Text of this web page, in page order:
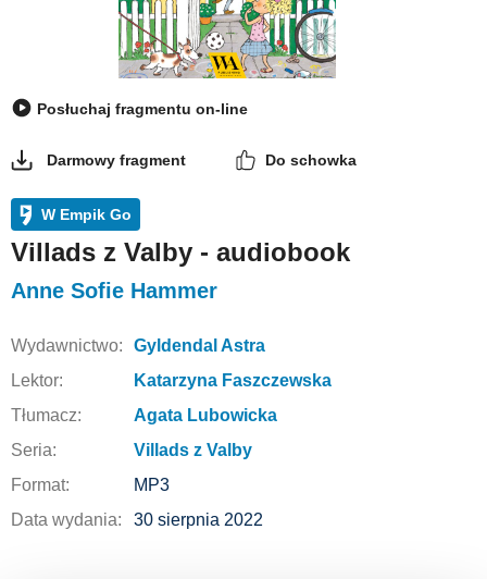
Posłuchaj fragmentu on-line
Darmowy fragment Do schowka
W Empik Go
Villads z Valby - audiobook
Anne Sofie Hammer
Wydawnictwo:
Gyldendal Astra
Lektor:
Katarzyna Faszczewska
Tłumacz:
Agata Lubowicka
Seria:
Villads z Valby
Format:
MP3
Data wydania:
30 sierpnia 2022